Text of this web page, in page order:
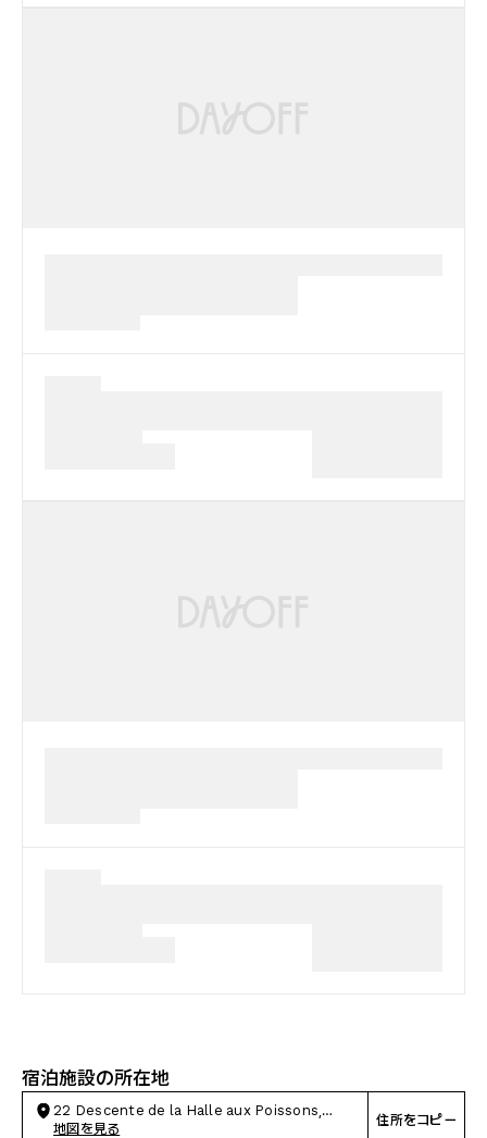
宿泊施設の所在地
22 Descente de la Halle aux Poissons,
Toulouse
地図を見る
住所をコピー